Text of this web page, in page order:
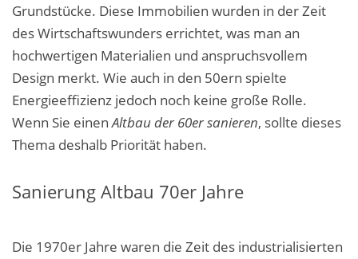
Grundstücke. Diese Immobilien wurden in der Zeit
des Wirtschaftswunders errichtet, was man an
hochwertigen Materialien und anspruchsvollem
Design merkt. Wie auch in den 50ern spielte
Energieeffizienz jedoch noch keine große Rolle.
Wenn Sie einenAltbau der 60er sanieren, sollte dieses
Thema deshalb Priorität haben.
Sanierung Altbau 70er Jahre
Die 1970er Jahre waren die Zeit des industrialisierten